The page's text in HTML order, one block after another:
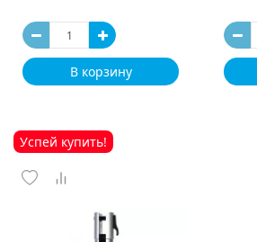
В корзину
Успей купить!